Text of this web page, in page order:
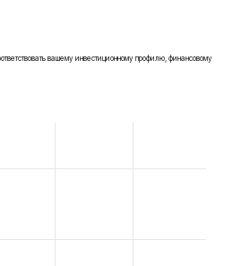
вашему инвестиционному профилю, финансовому